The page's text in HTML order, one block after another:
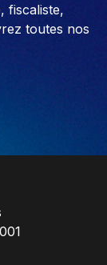
fiscaliste,
toutes nos